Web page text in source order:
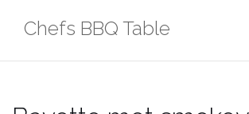
Chefs BBQ Table